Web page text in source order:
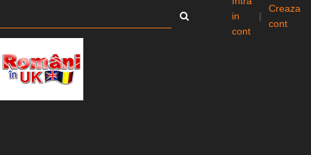
in
cont
|
Creaza
cont